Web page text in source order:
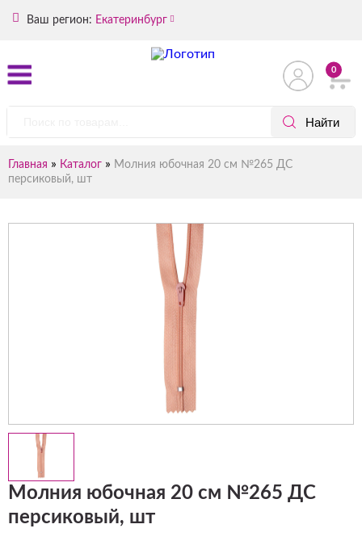
Ваш регион: Екатеринбург
0
Главная » Каталог » Молния юбочная 20 см №265 ДС
персиковый, шт
Молния юбочная 20 см №265 ДС
персиковый, шт